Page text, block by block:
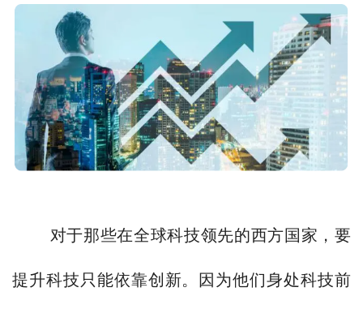
对于那些在全球科技领先的西方国家，要
提升科技只能依靠创新。因为他们身处科技前